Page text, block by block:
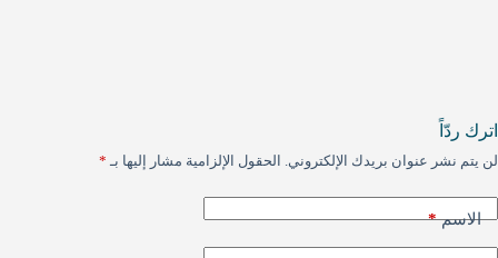
اترك ردّاً
لن يتم نشر عنوان بريدك الإلكتروني. الحقول الإلزامية مشار إليها بـ *
الاسم*